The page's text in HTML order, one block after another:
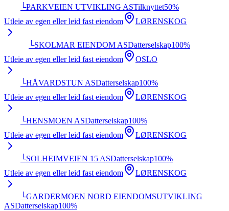
└PARKVEIEN UTVIKLING ASTilknyttet50%
Utleie av egen eller leid fast eiendom
LØRENSKOG
└SKOLMAR EIENDOM ASDatterselskap100%
Utleie av egen eller leid fast eiendom
OSLO
└HÅVARDSTUN ASDatterselskap100%
Utleie av egen eller leid fast eiendom
LØRENSKOG
└HENSMOEN ASDatterselskap100%
Utleie av egen eller leid fast eiendom
LØRENSKOG
└SOLHEIMVEIEN 15 ASDatterselskap100%
Utleie av egen eller leid fast eiendom
LØRENSKOG
└GARDERMOEN NORD EIENDOMSUTVIKLING
ASDatterselskap100%